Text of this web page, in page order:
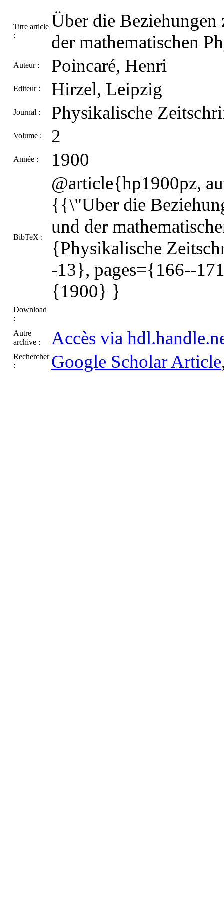
Titre article
:
Über die
der mathematischen
Auteur : Poincaré, Henri
Editeur : Hirzel, Leipzig
Journal : Physikalische
Volume : 2
Année : 1900
BibTeX :
@article{hp1900pz,
{{\"Uber die
und der
{Physikalische
-13}, pages={166--
{1900} }
Download
:
Autre
archive :
Accès via
Rechercher
:
Google Scholar Article